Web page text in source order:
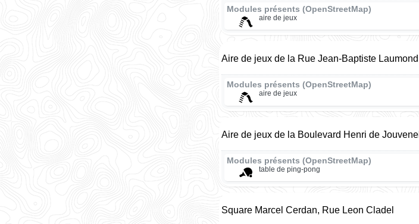
Modules présents (OpenStreetMap)
aire de jeux
Aire de jeux de la Rue Jean-Baptiste Laumond
Modules présents (OpenStreetMap)
aire de jeux
Aire de jeux de la Boulevard Henri de Jouvenel
Modules présents (OpenStreetMap)
table de ping-pong
Square Marcel Cerdan, Rue Leon Cladel